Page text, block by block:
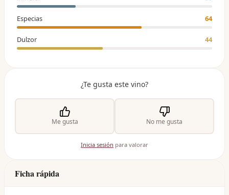
Especias 64
Dulzor 44
¿Te gusta este vino?
Me gusta No me gusta
Inicia sesión para valorar
Ficha rápida